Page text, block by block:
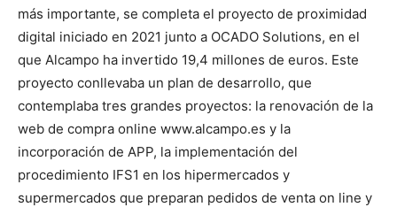
más importante, se completa el proyecto de proximidad
digital iniciado en 2021 junto a OCADO Solutions, en el
que Alcampo ha invertido 19,4 millones de euros. Este
proyecto conllevaba un plan de desarrollo, que
contemplaba tres grandes proyectos: la renovación de la
web de compra online www.alcampo.es y la
incorporación de APP, la implementación del
procedimiento IFS1 en los hipermercados y
supermercados que preparan pedidos de venta on line y